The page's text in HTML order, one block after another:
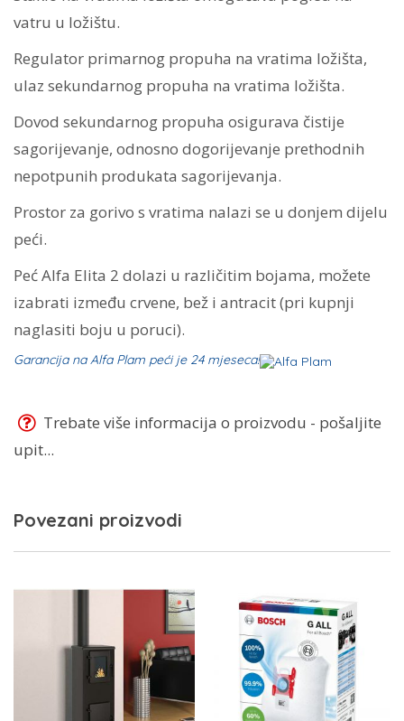
vatru u ložištu.
Regulator primarnog propuha na vratima ložišta,
ulaz sekundarnog propuha na vratima ložišta.
Dovod sekundarnog propuha osigurava čistije
sagorijevanje, odnosno dogorijevanje prethodnih
nepotpunih produkata sagorijevanja.
Prostor za gorivo s vratima nalazi se u donjem dijelu
peći.
Peć Alfa Elita 2 dolazi u različitim bojama, možete
izabrati između crvene, bež i antracit (pri kupnji
naglasiti boju u poruci).
Garancija na Alfa Plam peći je 24 mjeseca!
Trebate više informacija o proizvodu - pošaljite
upit...
Povezani proizvodi